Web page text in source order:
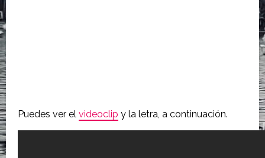
Puedes ver el videoclip y la letra, a continuación.